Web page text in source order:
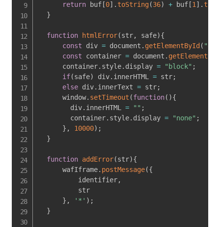
return buf[0] . toString(36) + buf[1] .
}
function htmlError(str, safe){
const div = document . getElementById (
const container = document .
      container
. style. display = "block" ;
if(safe) div. innerHTML = str;
else div. innerText = str;
      window
. setTimeout (function( ){
        div
. innerHTML = "" ;
        container
. style. display = "none" ;
} , 10000) ;
}
function addError(str){
      wafIframe
. postMessage({
          identifier
,
          str
} , '*' ) ;
}